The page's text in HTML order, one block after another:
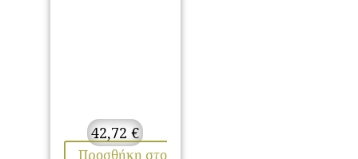
42,72€
Προσθήκη στο